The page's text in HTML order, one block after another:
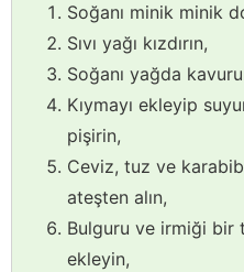
Soğanı minik minik
Sıvı yağı kızdırın,
Soğanı yağda
Kıymayı ekleyip
pişirin,
Ceviz, tuz ve
ateşten alın,
Bulguru ve irmiği bir
ekleyin,